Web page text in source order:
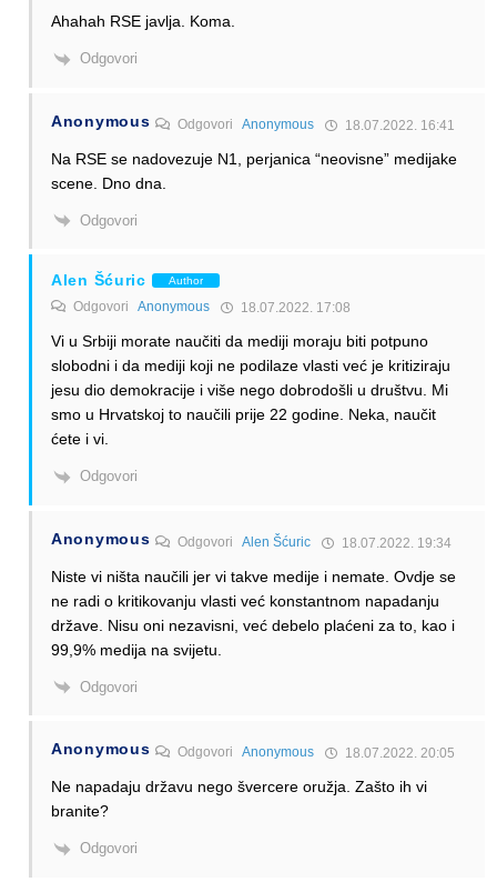
Ahahah RSE javlja. Koma.
Odgovori
Anonymous OdgovoriAnonymous 18.07.2022. 16:41
Na RSE se nadovezuje N1, perjanica “neovisne” medijake
scene. Dno dna.
Odgovori
Alen Šćuric Author
Odgovori Anonymous 18.07.2022. 17:08
Vi u Srbiji morate naučiti da mediji moraju biti potpuno
slobodni i da mediji koji ne podilaze vlasti već je kritiziraju
jesu dio demokracije i više nego dobrodošli u društvu. Mi
smo u Hrvatskoj to naučili prije 22 godine. Neka, naučit
ćete i vi.
Odgovori
Anonymous OdgovoriAlen Šćuric 18.07.2022. 19:34
Niste vi ništa naučili jer vi takve medije i nemate. Ovdje se
ne radi o kritikovanju vlasti već konstantnom napadanju
države. Nisu oni nezavisni, već debelo plaćeni za to, kao i
99,9% medija na svijetu.
Odgovori
Anonymous OdgovoriAnonymous 18.07.2022. 20:05
Ne napadaju državu nego švercere oružja. Zašto ih vi
branite?
Odgovori